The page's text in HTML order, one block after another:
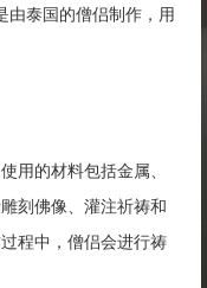
由泰国的僧侣制作，用
用的材料包括金属、
刻佛像、灌注祈祷和
程中，僧侣会进行祷